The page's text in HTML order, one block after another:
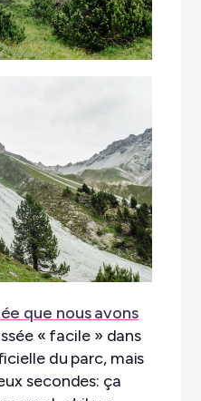
que nous avons
« facile » dans
du parc, mais
secondes: ça